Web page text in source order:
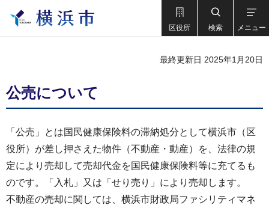
区役所 検索 メニュー
最終更新日 2025年1月20日
公売について
「公売」とは国民健康保険料の滞納処分として横浜市（区
役所）が差し押さえた物件（不動産・動産）を、法律の規
定により売却して売却代金を国民健康保険料等に充てるも
のです。「入札」又は「せり売り」により売却します。
不動産の売却に関しては、横浜市財政局ファシリティマネ